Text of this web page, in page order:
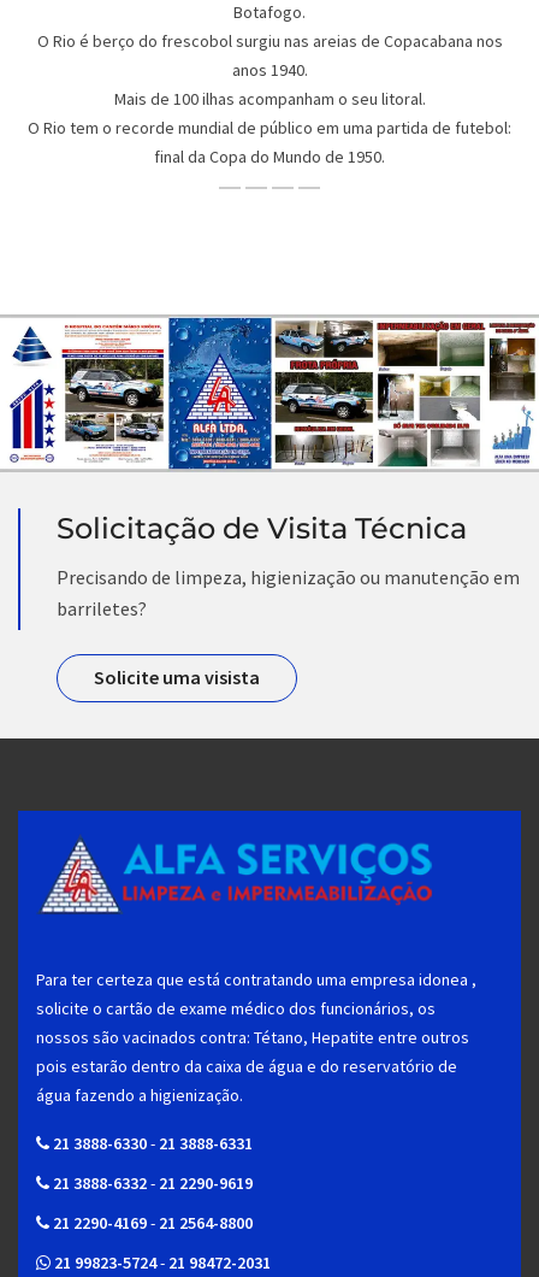
Botafogo.
O Rio é berço do frescobol surgiu nas areias de Copacabana nos
anos 1940.
Mais de 100 ilhas acompanham o seu litoral.
O Rio tem o recorde mundial de público em uma partida de futebol:
final da Copa do Mundo de 1950.
Solicitação de Visita Técnica
Precisando de limpeza, higienização ou manutenção em
barriletes?
Solicite uma visista
Para ter certeza que está contratando uma empresa idonea ,
solicite o cartão de exame médico dos funcionários, os
nossos são vacinados contra: Tétano, Hepatite entre outros
pois estarão dentro da caixa de água e do reservatório de
água fazendo a higienização.
21 3888-6330- 21 3888-6331
21 3888-6332- 21 2290-9619
21 2290-4169- 21 2564-8800
21 99823-5724- 21 98472-2031